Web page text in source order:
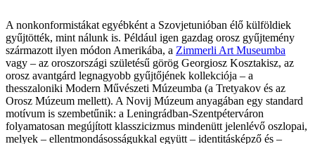
A nonkonformistákat egyébként a Szovjetunióban élő külföldiek
gyűjtötték, mint nálunk is. Például igen gazdag orosz gyűjtemény
származott ilyen módon Amerikába, a Zimmerli Art Museumba
vagy – az oroszországi születésű görög Georgiosz Kosztakisz, az
orosz avantgárd legnagyobb gyűjtőjének kollekciója – a
thesszaloniki Modern Művészeti Múzeumba (a Tretyakov és az
Orosz Múzeum mellett). A Novij Múzeum anyagában egy standard
motívum is szembetűnik: a Leningrádban-Szentpéterváron
folyamatosan megújított klasszicizmus mindenütt jelenlévő oszlopai,
melyek – ellentmondásosságukkal együtt – identitásképző és –